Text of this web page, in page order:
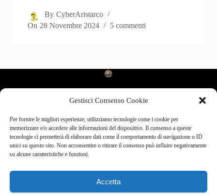
Gestisci Consenso Cookie
Per fornire le migliori esperienze, utilizziamo tecnologie come i cookie per
memorizzare e/o accedere alle informazioni del dispositivo. Il consenso a queste
tecnologie ci permetterà di elaborare dati come il comportamento di navigazione o ID
unici su questo sito. Non acconsentire o ritirare il consenso può influire negativamente
su alcune caratteristiche e funzioni.
Accetta
By CyberAristarco
On 28 Novembre 2024 5 commenti
Cinema d’Autore
Cult da Recuperare
Dietro le Quinte
Film che Hanno Fatto Storia
Il Cinema che Cambia
Recensioni